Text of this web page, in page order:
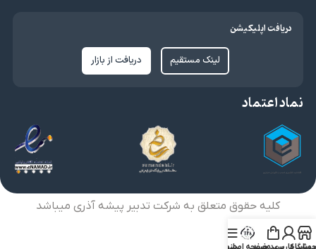
دریافت اپلیکیشن
لینک مستقیم دریافت از بازار
نماد اعتماد
کلیه حقوق متعلق به شرکت تدبیر پیشه آذری میباشد
حساب کاربری من
سبد خریدصفحه اصلی
منو